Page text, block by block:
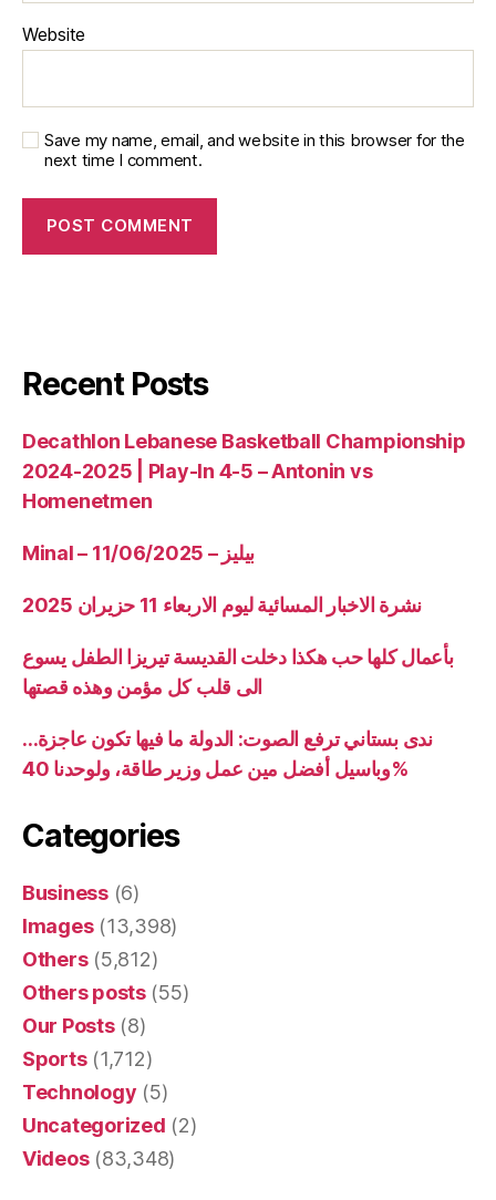
Website
Save my name, email, and website in this browser for the
next time I comment.
Recent Posts
Decathlon Lebanese Basketball Championship
2024-2025 | Play-In 4-5 – Antonin vs
Homenetmen
Minal – 11/06/2025 – بيليز
نشرة الاخبار المسائية ليوم الاربعاء 11 حزيران 2025
بأعمال كلها حب هكذا دخلت القديسة تيريزا الطفل يسوع
الى قلب كل مؤمن وهذه قصتها
ندى بستاني ترفع الصوت: الدولة ما فيها تكون عاجزة…
وباسيل أفضل مين عمل وزير طاقة، ولوحدنا 40%
Categories
Business(6)
Images(13,398)
Others(5,812)
Others posts(55)
Our Posts(8)
Sports(1,712)
Technology (5)
Uncategorized (2)
Videos(83,348)